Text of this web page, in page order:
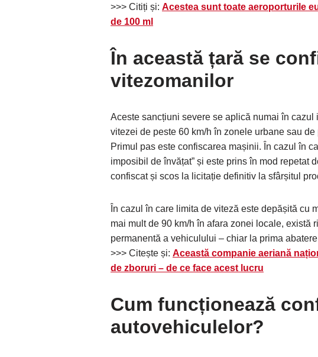
>>> Citiți și: Acestea sunt toate aeroporturile
de 100 ml
În această țară se
vitezomanilor
Aceste sancțiuni severe se aplică numai în
vitezei de peste 60 km/h în zonele urbane sau
Primul pas este confiscarea mașinii. În cazul în
imposibil de învățat” și este prins în mod repetat
confiscat și scos la licitație definitiv la sfârșitul
În cazul în care limita de viteză este depășită cu
mai mult de 90 km/h în afara zonei locale, există
permanentă a vehiculului – chiar la prima
>>> Citește și: Această companie aeriană
de zboruri – de ce face acest lucru
Cum funcționează
autovehiculelor?